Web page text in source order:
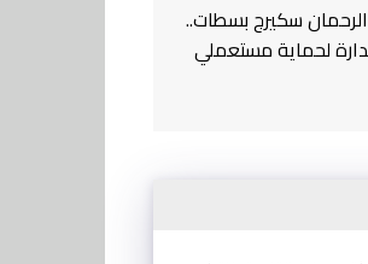
سكيرج بسطات..
لحماية مستعملي